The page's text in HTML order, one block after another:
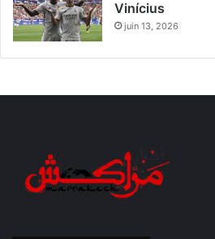
Vinícius
juin 13, 2026